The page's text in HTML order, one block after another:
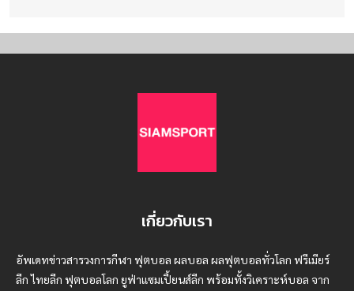
เกี่ยวกับเรา
อัพเดทข่าวสารวงการกีฬา ฟุตบอล ผลบอล ผลฟุตบอลทั่วโลก ฟรีเมียร์
ลีก ไทยลีก ฟุตบอลโลก ยูฟ่าแซมเปี้ยนส์ลีก พร้อมทั้งวิเคราะห์บอล จาก